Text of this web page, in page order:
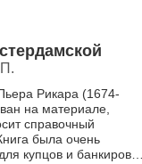
Рикара (1674-
на материале,
справочный
была очень
купцов и банкиров,